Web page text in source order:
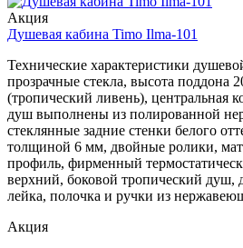
Акция
Душевая кабина Timo Ilma-101
Технические характеристики
прозрачные стекла, высота поддона
(тропический ливень), центральная
душ выполнены из полированной
стеклянные задние стенки белого
толщиной 6 мм, двойные ролики,
профиль, фирменный
верхний, боковой тропический душ,
лейка, полочка и ручки из
Акция